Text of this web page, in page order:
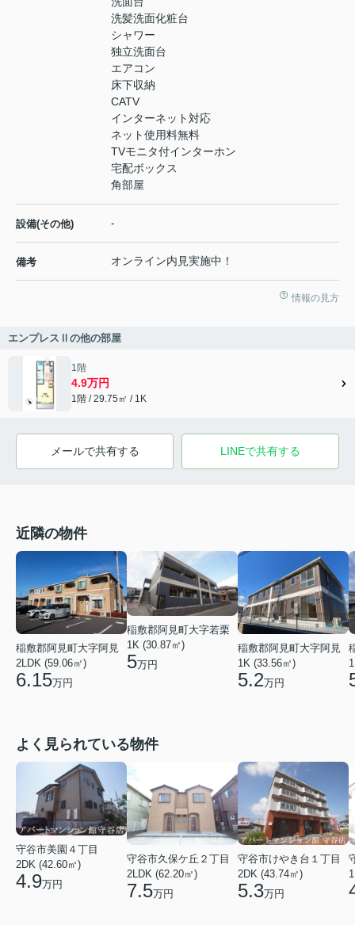
洗髪洗面化粧台
シャワー
独立洗面台
エアコン
床下収納
CATV
インターネット対応
ネット使用料無料
TVモニタ付インターホン
宅配ボックス
角部屋
設備(その他) -
備考 オンライン内見実施中！
情報の見方
エンプレスⅡの他の部屋
1階
4.9万円
1階 / 29.75㎡ / 1K
メールで共有する LINEで共有する
近隣の物件
稲敷郡阿見町大字阿見
2LDK (59.06㎡)
6.15万円
稲敷郡阿見町大字若栗
1K (30.87㎡)
5万円
稲敷郡阿見町大字阿見
1K (33.56㎡)
5.2万円
よく見られている物件
守谷市美園４丁目
2DK (42.60㎡)
4.9万円
守谷市久保ケ丘２丁目
2LDK (62.20㎡)
7.5万円
守谷市けやき台１丁目
2DK (43.74㎡)
5.3万円